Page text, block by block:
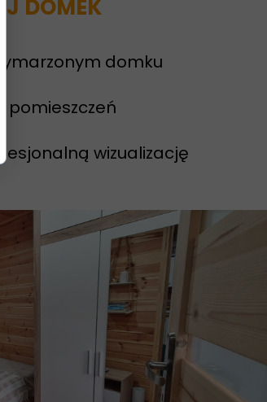
DOMEK
domku
pomieszczeń
wizualizację